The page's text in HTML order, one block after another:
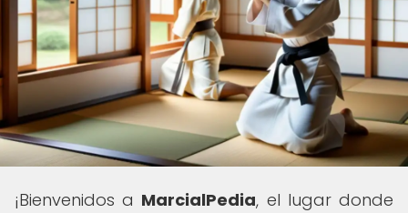
¡Bienvenidos a MarcialPedia, el lugar donde